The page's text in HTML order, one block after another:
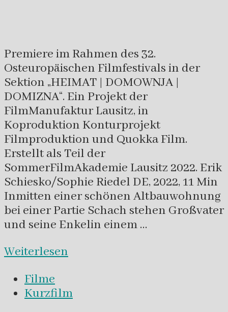
Premiere im Rahmen des 32.
Osteuropäischen Filmfestivals in der
Sektion „HEIMAT | DOMOWNJA |
DOMIZNA“. Ein Projekt der
FilmManufaktur Lausitz, in
Koproduktion Konturprojekt
Filmproduktion und Quokka Film.
Erstellt als Teil der
SommerFilmAkademie Lausitz 2022. Erik
Schiesko/Sophie Riedel DE, 2022, 11 Min
Inmitten einer schönen Altbauwohnung
bei einer Partie Schach stehen Großvater
und seine Enkelin einem …
Weiterlesen
Filme
Kurzfilm